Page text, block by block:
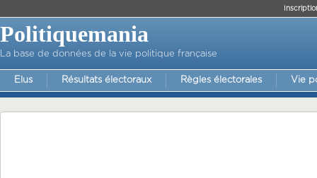
Politiquemania
La base de données de la vie politique française
Elus Résultats électoraux Règles électorales Vie